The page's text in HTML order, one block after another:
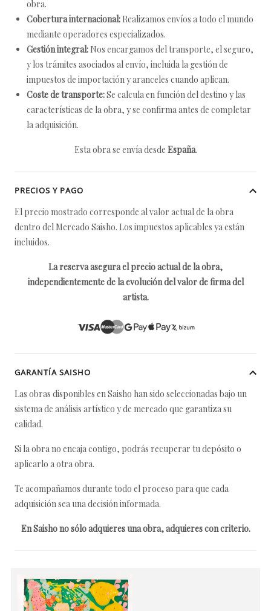
obra.
Cobertura internacional: Realizamos envíos a todo el mundo
mediante operadores especializados.
Gestión integral: Nos encargamos del transporte, el seguro,
y los trámites asociados al envío, incluida la gestión de
impuestos de importación y aranceles cuando aplican.
Coste de transporte:Se calcula en función del destino y las
características de la obra, y se confirma antes de completar
la adquisición.
Esta obra se envía desde España.
PRECIOS Y PAGO
El precio mostrado corresponde al valor actual de la obra
dentro del Mercado Saisho. Los impuestos aplicables ya están
incluidos.
La reserva asegura el precio actual de la obra,
independientemente de la evolución del valor de firma del
artista.
GARANTÍA SAISHO
Las obras disponibles en Saisho han sido seleccionadas bajo un
sistema de análisis artístico y de mercado que garantiza su
calidad.
Si la obra no encaja contigo, podrás recuperar tu depósito o
aplicarlo a otra obra.
Te acompañamos durante todo el proceso para que cada
adquisición sea una decisión informada.
En Saisho no sólo adquieres una obra, adquieres con criterio.